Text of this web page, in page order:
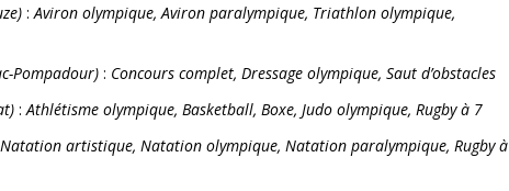
:Aviron olympique, Aviron paralympique, Triathlon olympique,
Pompadour) : Concours complet, Dressage olympique, Saut d’obstacles
:Athlétisme olympique, Basketball, Boxe, Judo olympique, Rugby à 7
Natation artistique, Natation olympique, Natation paralympique, Rugby à